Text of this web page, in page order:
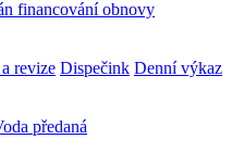
financování obnovy
revize Dispečink Denní výkaz
předaná